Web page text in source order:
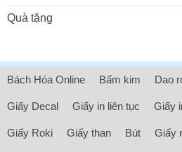
Quà tặng
Bách Hóa Online Bấm kim Dao
Giấy Decal Giấy in liên tục Giấy
Giấy Roki Giấy than Bút Giấy